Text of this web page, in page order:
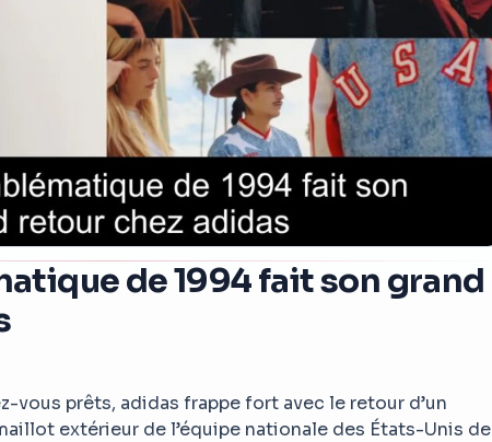
de 1994 fait son grand
vous prêts, adidas frappe fort avec le retour d’un
extérieur de l’équipe nationale des États-Unis de